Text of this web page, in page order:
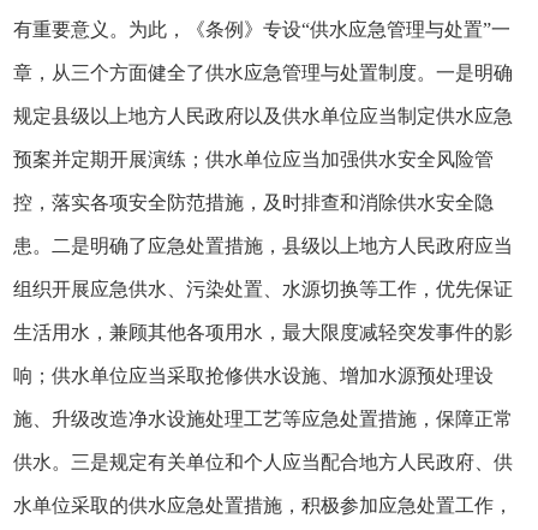
有重要意义。为此，《条例》专设“供水应急管理与处置”一
章，从三个方面健全了供水应急管理与处置制度。一是明确
规定县级以上地方人民政府以及供水单位应当制定供水应急
预案并定期开展演练；供水单位应当加强供水安全风险管
控，落实各项安全防范措施，及时排查和消除供水安全隐
患。二是明确了应急处置措施，县级以上地方人民政府应当
组织开展应急供水、污染处置、水源切换等工作，优先保证
生活用水，兼顾其他各项用水，最大限度减轻突发事件的影
响；供水单位应当采取抢修供水设施、增加水源预处理设
施、升级改造净水设施处理工艺等应急处置措施，保障正常
供水。三是规定有关单位和个人应当配合地方人民政府、供
水单位采取的供水应急处置措施，积极参加应急处置工作，